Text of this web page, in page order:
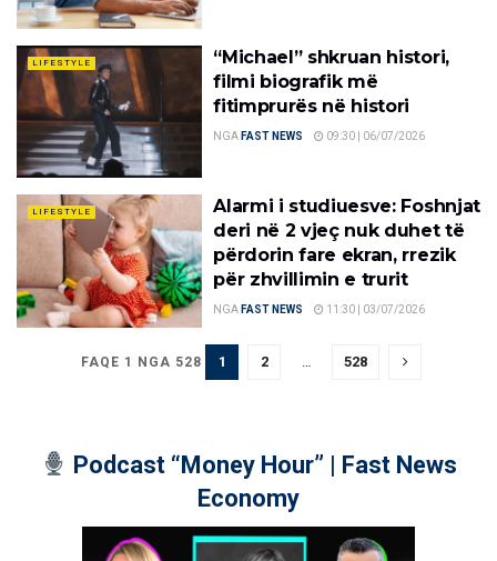
LIFESTYLE
“Michael” shkruan histori,
filmi biografik më
fitimprurës në histori
NGA FAST NEWS 09:30 | 06/07/2026
LIFESTYLE
Alarmi i studiuesve: Foshnjat
deri në 2 vjeç nuk duhet të
përdorin fare ekran, rrezik
për zhvillimin e trurit
NGA FAST NEWS 11:30 | 03/07/2026
FAQE 1 NGA 528 1 2 528
Podcast “Money Hour” | Fast News
Economy